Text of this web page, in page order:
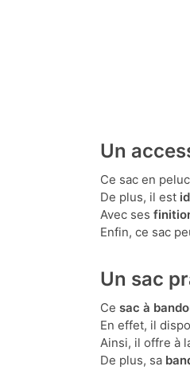
Un
Ce sac en
De plus, il est
Avec ses
Enfin, ce sac
Un sac
Ce sac à
En effet, il
Ainsi, il offre à
De plus, sa